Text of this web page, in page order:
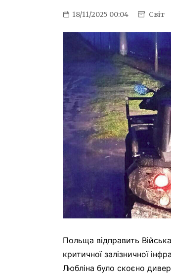
18/11/2025 00:04 Світ
Польща відправить
критичної залізничної
Любліна було скоєно